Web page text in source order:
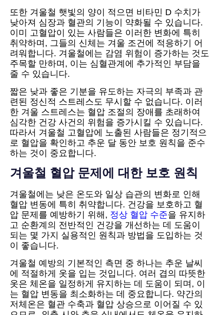
또한 겨울철 햇빛의 양이 적으면 비타민 D 수치가
낮아져 심장과 혈관의 기능이 약화될 수 있습니다.
이미 고혈압이 있는 사람들은 이러한 변화에 특히
취약하며, 그들의 신체는 겨울 조건에 적응하기 어
려워합니다. 겨울철에는 감염 위험이 증가하는 것도
주목할 만하며, 이는 심혈관계에 추가적인 부담을
줄 수 있습니다.
짧은 낮과 좋은 기분을 유도하는 자극의 부족과 관
련된 정신적 스트레스도 무시할 수 없습니다. 이러
한 겨울 스트레스는 혈압 조절의 장애를 초래하여
심각한 건강 사건의 위험을 증가시킬 수 있습니다.
따라서 겨울철 고혈압에 노출된 사람들은 정기적으
로 혈압을 확인하고 추운 달 동안 보호 원칙을 준수
하는 것이 중요합니다.
겨울철 혈압 문제에 대한 보호 원칙
겨울철에는 낮은 온도와 일상 습관의 변화로 인해
혈압 변동에 특히 취약합니다. 건강을 보호하고 혈
압 문제를 예방하기 위해, 정상 혈압 수준을 유지하
고 순환계의 전반적인 건강을 개선하는 데 도움이
되는 몇 가지 실용적인 원칙과 방법을 도입하는 것
이 좋습니다.
겨울철 예방의 기본적인 측면 중 하나는 추운 날씨
에 적절하게 옷을 입는 것입니다. 여러 겹의 따뜻한
옷은 체온을 일정하게 유지하는 데 도움이 되며, 이
는 혈압 변동을 최소화하는 데 중요합니다. 약간의
저체온은 혈관 수축과 혈압 상승으로 이어질 수 있